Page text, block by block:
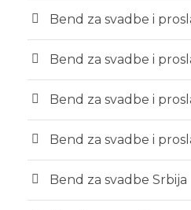
Bend za svadbe i
Bend za svadbe i
Bend za svadbe i
Bend za svadbe i
Bend za svadbe Srbija